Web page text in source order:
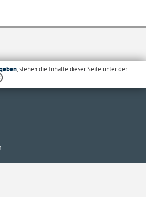
, stehen die Inhalte dieser Seite unter der